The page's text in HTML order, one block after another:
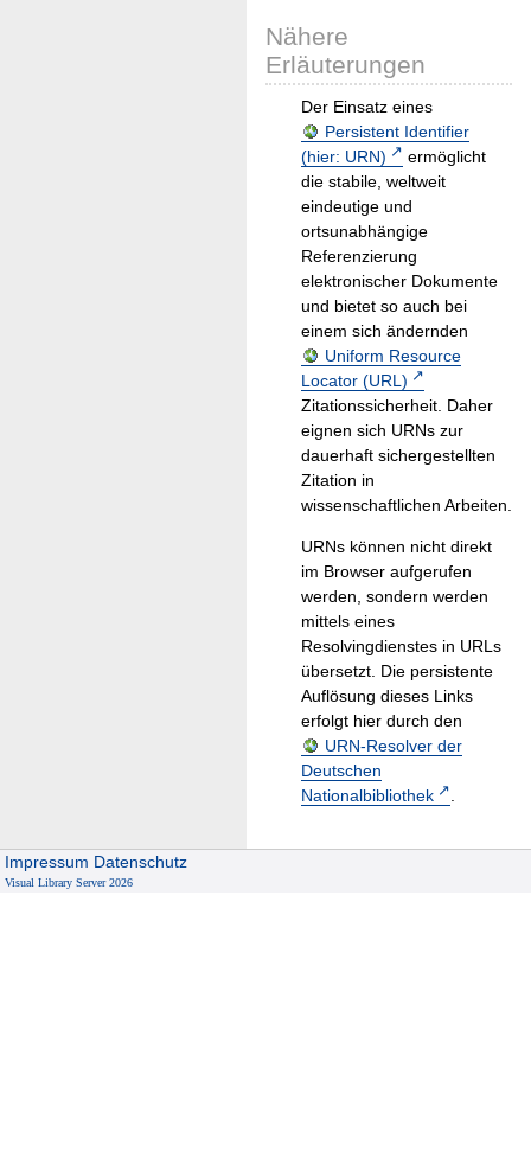
Nähere
Erläuterungen
Der Einsatz eines
Persistent Identifier
(hier: URN)
ermöglicht
die stabile, weltweit
eindeutige und
ortsunabhängige
Referenzierung
elektronischer Dokumente
und bietet so auch bei
einem sich ändernden
Uniform Resource
Locator (URL)
Zitationssicherheit. Daher
eignen sich URNs zur
dauerhaft sichergestellten
Zitation in
wissenschaftlichen Arbeiten.
URNs können nicht direkt
im Browser aufgerufen
werden, sondern werden
mittels eines
Resolvingdienstes in URLs
übersetzt. Die persistente
Auflösung dieses Links
erfolgt hier durch den
URN-Resolver der
Deutschen
Nationalbibliothek
.
Impressum Datenschutz
Visual Library Server 2026